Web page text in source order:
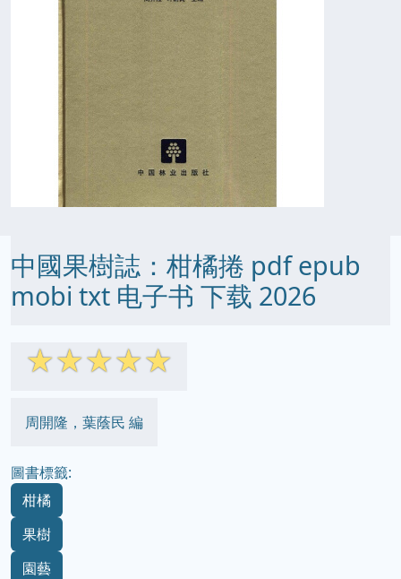
中國果樹誌：柑橘捲 pdf epub
mobi txt 电子书 下载 2026
☆☆☆☆☆
周開隆，葉蔭民 編
圖書標籤:
柑橘
果樹
園藝